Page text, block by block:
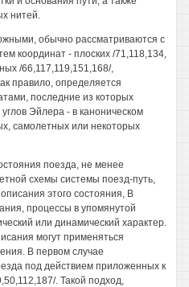
нитей.
обычно рассматриваются с
координат - плоских /71,118,134,
/66,117,119,151,168/,
правило, определяется
последние из которых
Эйлера - в каноническом
самолетных или некоторых
поезда, не менее
схемы системы поезд-путь,
этого состояния, В
процессы в упомянутой
или динамический характер.
могут применяться
В первом случае
под действием приложенных к
. Такой подход,